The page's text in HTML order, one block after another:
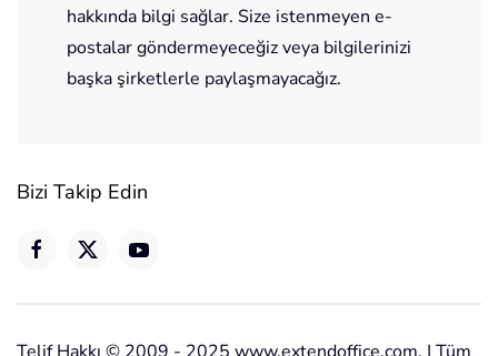
hakkında bilgi sağlar. Size istenmeyen e-
postalar göndermeyeceğiz veya bilgilerinizi
başka şirketlerle paylaşmayacağız.
Bizi Takip Edin